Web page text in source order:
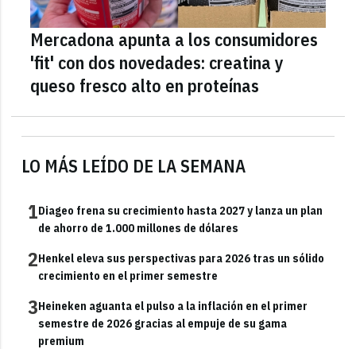
LO MÁS LEÍDO DE LA SEMANA
1Diageo frena su crecimiento hasta 2027 y lanza un plan
de ahorro de 1.000 millones de dólares
2Henkel eleva sus perspectivas para 2026 tras un sólido
crecimiento en el primer semestre
3Heineken aguanta el pulso a la inflación en el primer
semestre de 2026 gracias al empuje de su gama
premium
Mercadona apunta a los consumidores
'fit' con dos novedades: creatina y
queso fresco alto en proteínas